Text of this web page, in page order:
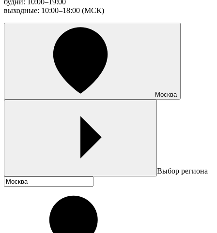
будни: 10:00–19:00
выходные: 10:00–18:00 (МСК)
Москва
Выбор региона